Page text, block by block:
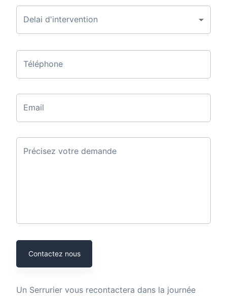
Delai d'intervention
Téléphone
Email
Précisez votre demande
Contactez nous
Un Serrurier vous recontactera dans la journée